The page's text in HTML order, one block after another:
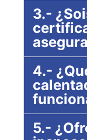
3.-
4.-
5.-